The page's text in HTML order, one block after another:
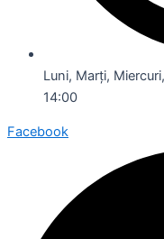
Luni, Marți,
14:00
Facebook